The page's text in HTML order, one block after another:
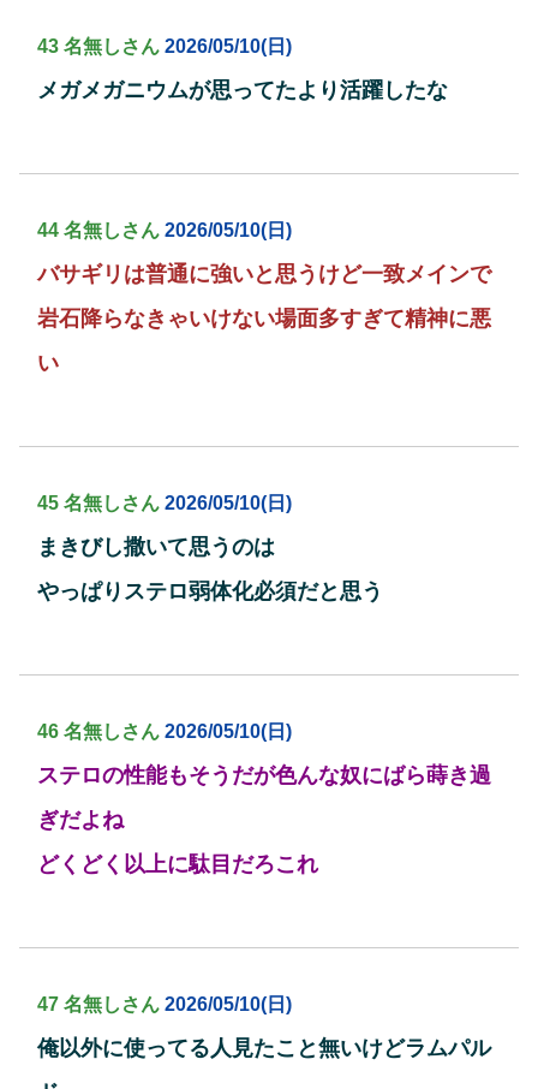
43 名無しさん 2026/05/10(日)
メガメガニウムが思ってたより活躍したな
44 名無しさん 2026/05/10(日)
バサギリは普通に強いと思うけど一致メインで
岩石降らなきゃいけない場面多すぎて精神に悪
い
45 名無しさん 2026/05/10(日)
まきびし撒いて思うのは
やっぱりステロ弱体化必須だと思う
46 名無しさん 2026/05/10(日)
ステロの性能もそうだが色んな奴にばら蒔き過
ぎだよね
どくどく以上に駄目だろこれ
47 名無しさん 2026/05/10(日)
俺以外に使ってる人見たこと無いけどラムパル